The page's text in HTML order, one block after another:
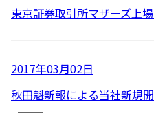
太陽光発電の取り組み
株式情報 / 社債情報
よくあるご質問
東京証券取引所マザーズ上
2017年03月02日
秋田魁新報による当社新規